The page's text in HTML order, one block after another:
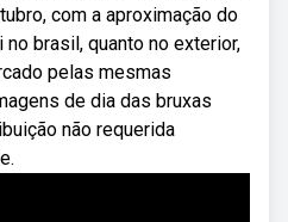
com a aproximação do
brasil, quanto no exterior,
pelas mesmas
de dia das bruxas
não requerida